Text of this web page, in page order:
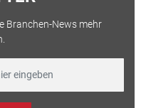
Branchen-News mehr